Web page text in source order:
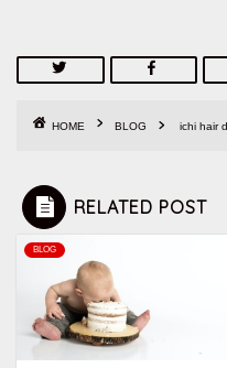
HOME BLOG ichi hair
RELATED POST
BLOG